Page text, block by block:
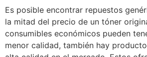
Es posible encontrar repuestos
la mitad del precio de un tóner
consumibles económicos pueden
menor calidad, también hay